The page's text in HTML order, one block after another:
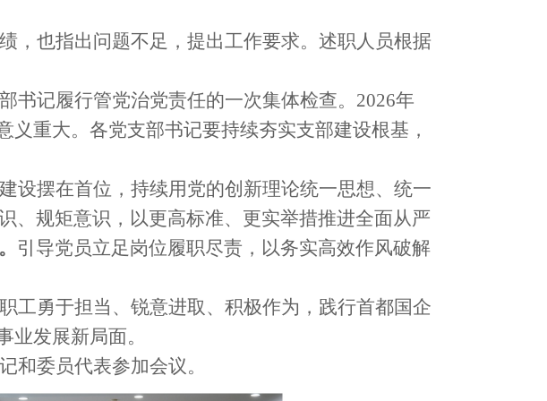
，也指出问题不足，提出工作要求。述职人员根据
记履行管党治党责任的一次集体检查。 2026年
重大。各党支部书记要持续夯实支部建设根基，
设摆在首位，持续用党的创新理论统一思想、统一
、规矩意识，以更高标准、更实举措推进全面从严
引导党员立足岗位履职尽责，以务实高效作风破解
工勇于担当、锐意进取、积极作为，践行首都国企
业发展新局面。
和委员代表参加会议。